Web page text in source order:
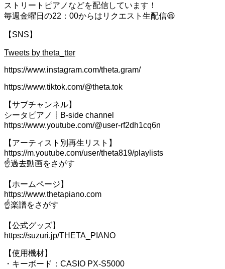
ストリートピアノなどを配信しています！
毎週金曜日の22：00からはリクエスト生配信😆
【SNS】
Tweets by theta_tter
https://www.instagram.com/theta.gram/
https://www.tiktok.com/@theta.tok
【サブチャンネル】
シータピアノ┋B-side channel
https://www.youtube.com/@user-rf2dh1cq6n
【アーティスト別再生リスト】
https://m.youtube.com/user/theta819/playlists
☝️過去動画をさがす
【ホームページ】
https://www.thetapiano.com
☝️楽譜をさがす
【公式グッズ】
https://suzuri.jp/THETA_PIANO
【使用機材】
・キーボード：CASIO PX-S5000